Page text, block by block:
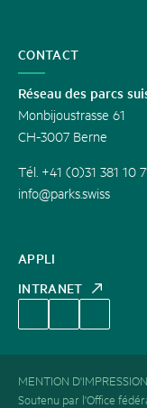
APPLI
INTRANET
CONTACT
Réseau des parcs
Monbijoustrasse 61
CH-3007 Berne
Tél. +41 (0)31 381 10
info@parks.swiss
MENTION D'IMPRESSION
Soutenu par l'Office